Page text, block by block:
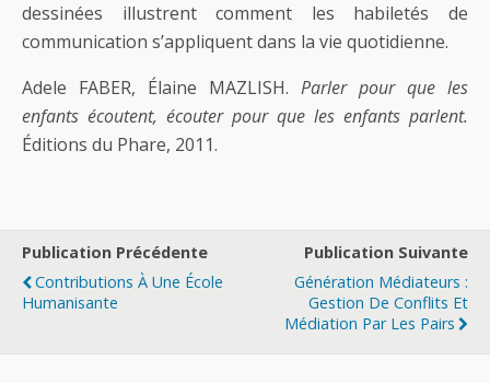
dessinées illustrent comment les habiletés de
communication s’appliquent dans la vie quotidienne.
Adele FABER, Élaine MAZLISH. Parler pour que les
enfants écoutent, écouter pour que les enfants parlent.
Éditions du Phare, 2011.
Publication Précédente
Contributions À Une École
Humanisante
Publication Suivante
Génération Médiateurs :
Gestion De Conflits Et
Médiation Par Les Pairs